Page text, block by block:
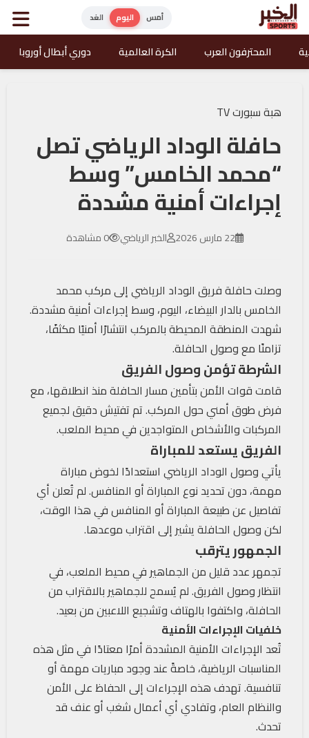
أمس اليوم الغد
المحترفون العرب الكرة العالمية دوري أبطال أوروبا
هبة سبورت TV
حافلة الوداد الرياضي تصل
“محمد الخامس” وسط
إجراءات أمنية مشددة
22 مارس 2026 الخبر الرياضي 0 مشاهدة
وصلت حافلة فريق الوداد الرياضي إلى مركب محمد
الخامس بالدار البيضاء، اليوم، وسط إجراءات أمنية مشددة.
شهدت المنطقة المحيطة بالمركب انتشارًا أمنيًا مكثفًا،
تزامنًا مع وصول الحافلة.
الشرطة تؤمن وصول الفريق
قامت قوات الأمن بتأمين مسار الحافلة منذ انطلاقها، مع
فرض طوق أمني حول المركب. تم تفتيش دقيق لجميع
المركبات والأشخاص المتواجدين في محيط الملعب.
الفريق يستعد للمباراة
يأتي وصول الوداد الرياضي استعدادًا لخوض مباراة
مهمة، دون تحديد نوع المباراة أو المنافس. لم تُعلن أي
تفاصيل عن طبيعة المباراة أو المنافس في هذا الوقت،
لكن وصول الحافلة يشير إلى اقتراب موعدها.
الجمهور يترقب
تجمهر عدد قليل من الجماهير في محيط الملعب، في
انتظار وصول الفريق. لم يُسمح للجماهير بالاقتراب من
الحافلة، واكتفوا بالهتاف وتشجيع اللاعبين من بعيد.
خلفيات الإجراءات الأمنية
تُعد الإجراءات الأمنية المشددة أمرًا معتادًا في مثل هذه
المناسبات الرياضية، خاصةً عند وجود مباريات مهمة أو
تنافسية. تهدف هذه الإجراءات إلى الحفاظ على الأمن
والنظام العام، وتفادي أي أعمال شغب أو عنف قد
تحدث.